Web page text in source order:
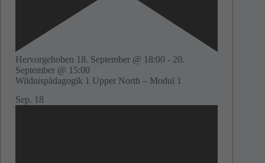
Hervorgehoben 18. September @ 18:00 - 20.
September @ 15:00
Wildnispädagogik 1 Upper North – Modul 1
Sep. 18